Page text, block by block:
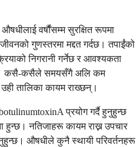
वर्षौंसम्म सुरक्षित रूपमा
गुणस्तरमा मद्दत गर्दछ। तपाईंको
निगरानी गर्नेछ र आवश्यकता
कसै-कसैले समयसँगै अलि कम
तालिका कायम राख्छन्।
प्रयोग गर्दै हुनुहुन्छ
नतिजाहरू कायम राख्न उपचार
औषधीले कुनै स्थायी परिवर्तनहरू